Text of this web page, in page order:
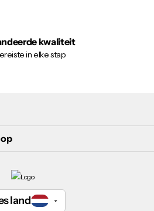
kwaliteit
in elke stap
land